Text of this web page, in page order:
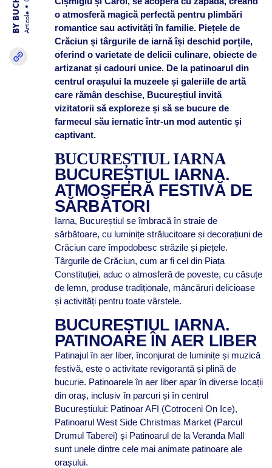
Articole
o atmosferă magică perfectă pentru plimbări
romantice sau activități în familie. Piețele de
Crăciun și târgurile de iarnă își deschid porțile,
oferind o varietate de delicii culinare, obiecte de
artizanat și cadouri unice. De la patinoarul din
centrul orașului la muzeele și galeriile de artă
care rămân deschise, Bucureștiul invită
vizitatorii să exploreze și să se bucure de
farmecul său iernatic într-un mod autentic și
captivant.
BUCUREȘTIUL IARNA
BUCUREȘTIUL IARNA.
ATMOSFERĂ FESTIVĂ DE
SĂRBĂTORI
Iarna, Bucureștiul se îmbracă în straie de
sărbătoare, cu luminițe strălucitoare și decorațiuni de
Crăciun care împodobesc străzile și piețele.
Târgurile de Crăciun, cum ar fi cel din Piața
Constituției, aduc o atmosferă de poveste, cu căsuțe
de lemn, produse tradiționale, mâncăruri delicioase
și activități pentru toate vârstele.
BUCUREȘTIUL IARNA.
PATINOARE ÎN AER LIBER
Patinajul în aer liber, înconjurat de luminițe și muzică
festivă, este o activitate revigorantă și plină de
bucurie. Patinoarele în aer liber apar în diverse locații
din oraș, inclusiv în parcuri și în centrul
Bucureștiului: Patinoar AFI (Cotroceni On Ice),
Patinoarul West Side Christmas Market (Parcul
Drumul Taberei) și Patinoarul de la Veranda Mall
sunt unele dintre cele mai animate patinoare ale
orașului.